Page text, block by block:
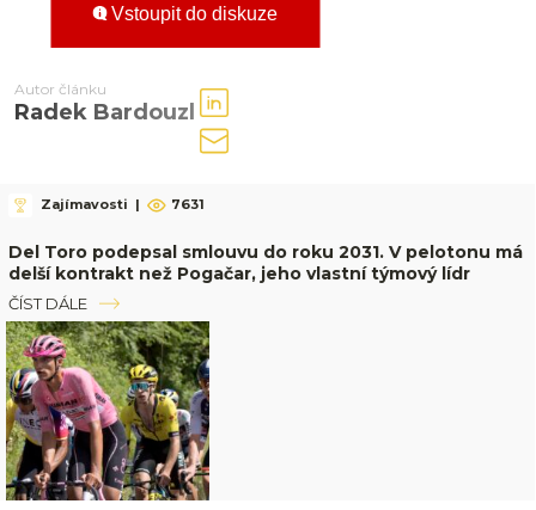
Vstoupit do diskuze
Autor článku
Radek Bardouzl
Zajímavosti | 7631
Del Toro podepsal smlouvu do roku 2031. V pelotonu má
delší kontrakt než Pogačar, jeho vlastní týmový lídr
ČÍST DÁLE